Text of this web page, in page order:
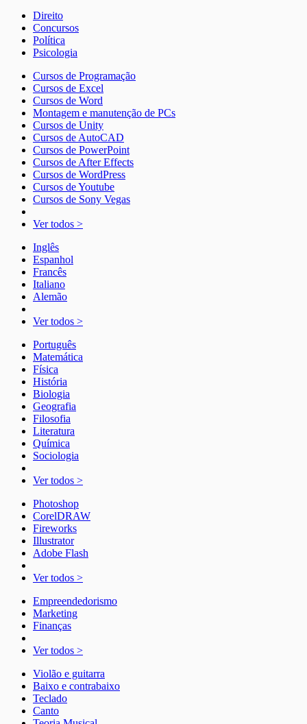
Direito
Concursos
Política
Psicologia
Cursos de Programação
Cursos de Excel
Cursos de Word
Montagem e manutenção de PCs
Cursos de Unity
Cursos de AutoCAD
Cursos de PowerPoint
Cursos de After Effects
Cursos de WordPress
Cursos de Youtube
Cursos de Sony Vegas
Ver todos >
Inglês
Espanhol
Francês
Italiano
Alemão
Ver todos >
Português
Matemática
Física
História
Biologia
Geografia
Filosofia
Literatura
Química
Sociologia
Ver todos >
Photoshop
CorelDRAW
Fireworks
Illustrator
Adobe Flash
Ver todos >
Empreendedorismo
Marketing
Finanças
Ver todos >
Violão e guitarra
Baixo e contrabaixo
Teclado
Canto